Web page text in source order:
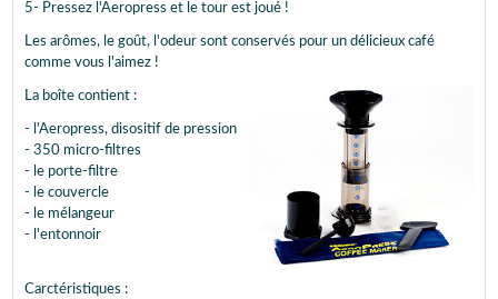
5- Pressez l'Aeropress et le tour est joué !
Les arômes, le goût, l'odeur sont conservés pour un délicieux café
comme vous l'aimez !
La boîte contient :
- l'Aeropress, disositif de pression
- 350 micro-filtres
- le porte-filtre
- le couvercle
- le mélangeur
- l'entonnoir
Carctéristiques :